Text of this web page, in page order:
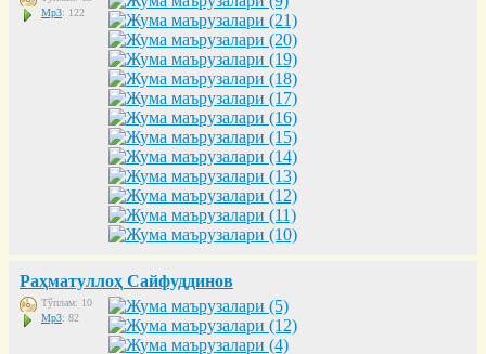
Mp3: 122
Раҳматуллоҳ Сайфуддинов
Тўплам: 10
Mp3: 82